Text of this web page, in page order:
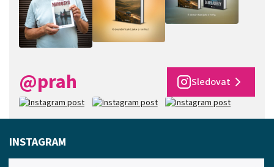
@prah Sledovat
INSTAGRAM